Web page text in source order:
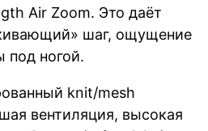
Air Zoom. Это даёт
шаг, ощущение
под ногой.
knit/mesh
вентиляция, высокая